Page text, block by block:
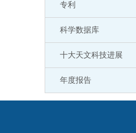
专利
科学数据库
十大天文科技进展
年度报告